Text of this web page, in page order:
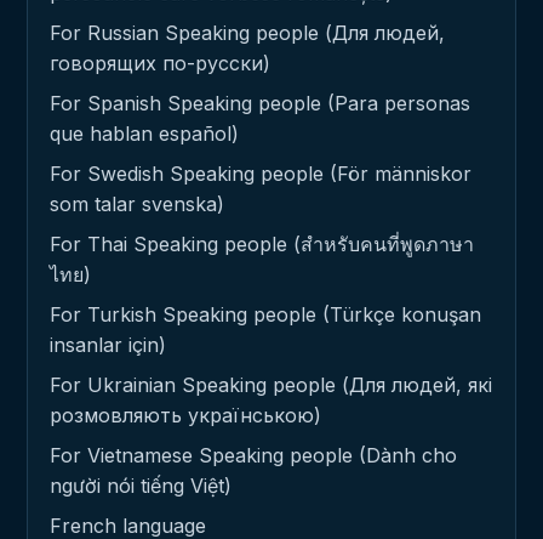
For Russian Speaking people (Для людей,
говорящих по-русски)
For Spanish Speaking people (Para personas
que hablan español)
For Swedish Speaking people (För människor
som talar svenska)
For Thai Speaking people (สำหรับคนที่พูดภาษา
ไทย)
For Turkish Speaking people (Türkçe konuşan
insanlar için)
For Ukrainian Speaking people (Для людей, які
розмовляють українською)
For Vietnamese Speaking people (Dành cho
người nói tiếng Việt)
French language